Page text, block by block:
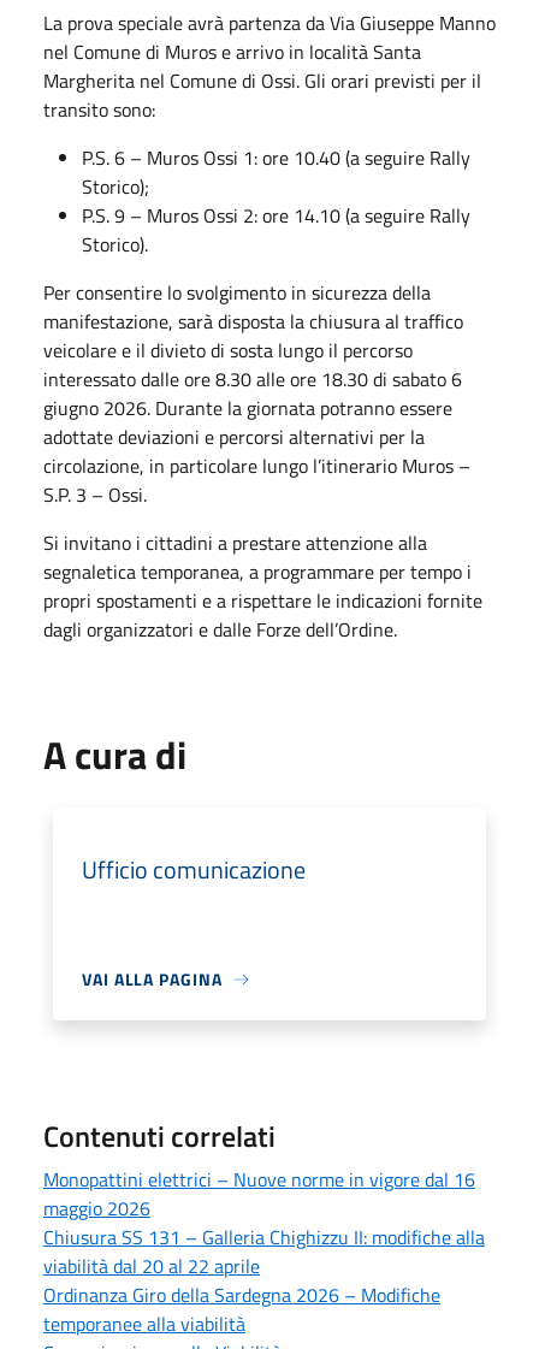
La prova speciale avrà partenza da Via Giuseppe Manno
nel Comune di Muros e arrivo in località Santa
Margherita nel Comune di Ossi. Gli orari previsti per il
transito sono:
P.S. 6 – Muros Ossi 1: ore 10.40 (a seguire Rally
Storico);
P.S. 9 – Muros Ossi 2: ore 14.10 (a seguire Rally
Storico).
Per consentire lo svolgimento in sicurezza della
manifestazione, sarà disposta la chiusura al traffico
veicolare e il divieto di sosta lungo il percorso
interessato dalle ore 8.30 alle ore 18.30 di sabato 6
giugno 2026. Durante la giornata potranno essere
adottate deviazioni e percorsi alternativi per la
circolazione, in particolare lungo l’itinerario Muros –
S.P. 3 – Ossi.
Si invitano i cittadini a prestare attenzione alla
segnaletica temporanea, a programmare per tempo i
propri spostamenti e a rispettare le indicazioni fornite
dagli organizzatori e dalle Forze dell’Ordine.
A cura di
Ufficio comunicazione
VAI ALLA PAGINA
Contenuti correlati
Monopattini elettrici – Nuove norme in vigore dal 16
maggio 2026
Chiusura SS 131 – Galleria Chighizzu II: modifiche alla
viabilità dal 20 al 22 aprile
Ordinanza Giro della Sardegna 2026 – Modifiche
temporanee alla viabilità